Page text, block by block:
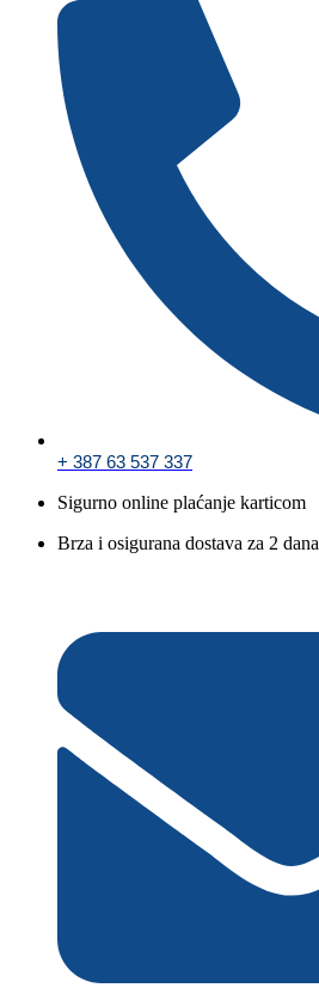
+ 387 63 537 337
Sigurno online plaćanje karticom
Brza i osigurana dostava za 2 dana